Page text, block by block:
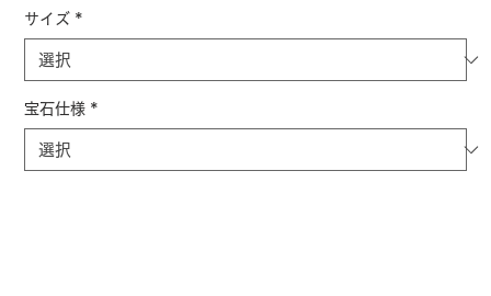
サイズ *
宝石仕様 *